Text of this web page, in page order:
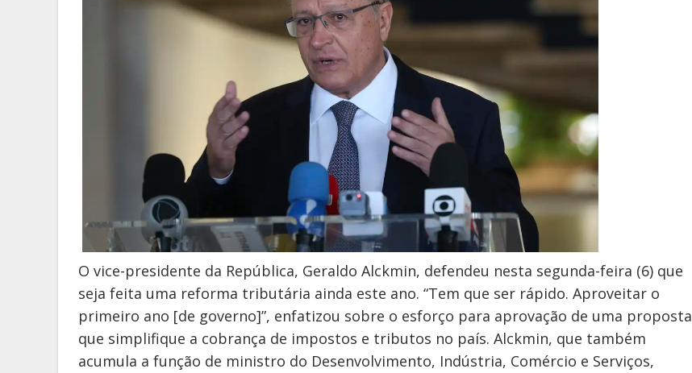
O vice-presidente da República, Geraldo Alckmin, defendeu nesta segunda-feira (6) que
seja feita uma reforma tributária ainda este ano. “Tem que ser rápido. Aproveitar o
primeiro ano [de governo]”, enfatizou sobre o esforço para aprovação de uma proposta
que simplifique a cobrança de impostos e tributos no país. Alckmin, que também
acumula a função de ministro do Desenvolvimento, Indústria, Comércio e Serviços,